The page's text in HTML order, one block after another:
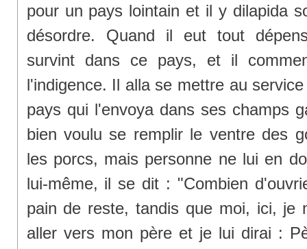
pour un pays lointain et il y dilapida
désordre. Quand il eut tout
survint dans ce pays, et il
l'indigence. Il alla se mettre au
pays qui l'envoya dans ses champs
bien voulu se remplir le ventre des
les porcs, mais personne ne lui en
lui-même, il se dit : "Combien
pain de reste, tandis que moi, ici, je
aller vers mon père et je lui dirai :